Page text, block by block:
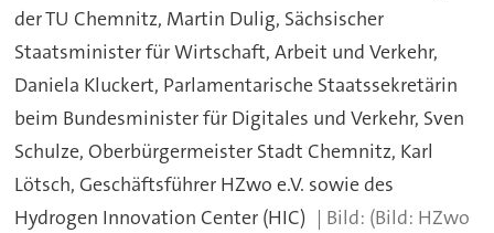
der TU Chemnitz, Martin Dulig, Sächsischer
Staatsminister für Wirtschaft, Arbeit und Verkehr,
Daniela Kluckert, Parlamentarische Staatssekretärin
beim Bundesminister für Digitales und Verkehr, Sven
Schulze, Oberbürgermeister Stadt Chemnitz, Karl
Lötsch, Geschäftsführer HZwo e.V. sowie des
Hydrogen Innovation Center (HIC)
(Bild: HZwo